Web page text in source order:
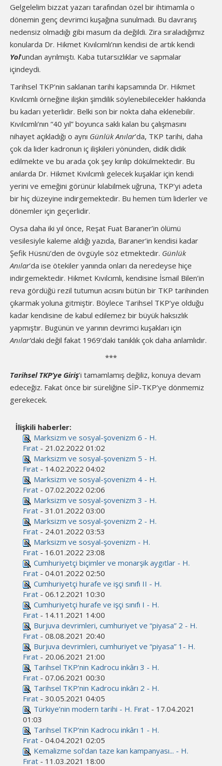
Gelgelelim bizzat yazarı tarafından özel bir ihtimamla o
dönemin genç devrimci kuşağına sunulmadı. Bu davranış
nedensiz olmadığı gibi masum da değildi. Zira sıraladığımız
konularda Dr. Hikmet Kıvılcımlı’nın kendisi de artık kendi
Yol’undan ayrılmıştı. Kaba tutarsızlıklar ve sapmalar
içindeydi.
Tarihsel TKP’nin saklanan tarihi kapsamında Dr. Hikmet
Kıvılcımlı örneğine ilişkin şimdilik söylenebilecekler hakkında
bu kadarı yeterlidir. Belki son bir nokta daha eklenebilir.
Kıvılcımlı’nın “40 yıl” boyunca saklı kalan bu çalışmasını
nihayet açıkladığı o aynı Günlük Anılar’da, TKP tarihi, daha
çok da lider kadronun iç ilişkileri yönünden, didik didik
edilmekte ve bu arada çok şey kırılıp dökülmektedir. Bu
anılarda Dr. Hikmet Kıvılcımlı gelecek kuşaklar için kendi
yerini ve emeğini görünür kılabilmek uğruna, TKP’yi adeta
bir hiç düzeyine indirgemektedir. Bu hemen tüm liderler ve
dönemler için geçerlidir.
Oysa daha iki yıl önce, Reşat Fuat Baraner’in ölümü
vesilesiyle kaleme aldığı yazıda, Baraner’in kendisi kadar
Şefik Hüsnü’den de övgüyle söz etmektedir. Günlük
Anılar’da ise ötekiler yanında onları da neredeyse hiçe
indirgemektedir. Hikmet Kıvılcımlı, kendisine İsmail Bilen’in
reva gördüğü rezil tutumun acısını bütün bir TKP tarihinden
çıkarmak yoluna gitmiştir. Böylece Tarihsel TKP’ye olduğu
kadar kendisine de kabul edilemez bir büyük haksızlık
yapmıştır. Bugünün ve yarının devrimci kuşakları için
Anılar’daki değil fakat 1969’daki tanıklık çok daha anlamlıdır.
***
Tarihsel TKP’ye Giriş’i tamamlamış değiliz, konuya devam
edeceğiz. Fakat önce bir süreliğine SİP-TKP’ye dönmemiz
gerekecek.
İlişkili haberler:
Marksizm ve sosyal-şovenizm 6 - H.
Fırat - 21.02.2022 01:02
Marksizm ve sosyal-şovenizm 5 - H.
Fırat - 14.02.2022 04:02
Marksizm ve sosyal-şovenizm 4 - H.
Fırat - 07.02.2022 02:06
Marksizm ve sosyal-şovenizm 3 - H.
Fırat - 31.01.2022 03:00
Marksizm ve sosyal-şovenizm 2 - H.
Fırat - 24.01.2022 03:53
Marksizm ve sosyal-şovenizm - H.
Fırat - 16.01.2022 23:08
Cumhuriyetçi biçimler ve monarşik aygıtlar - H.
Fırat - 04.01.2022 02:50
Cumhuriyetçi hurafe ve işçi sınıfı II - H.
Fırat - 06.12.2021 10:30
Cumhuriyetçi hurafe ve işçi sınıfı I - H.
Fırat - 14.11.2021 14:00
Burjuva devrimleri, cumhuriyet ve “piyasa” 2 - H.
Fırat - 08.08.2021 20:40
Burjuva devrimleri, cumhuriyet ve “piyasa” 1- H.
Fırat - 20.06.2021 21:00
Tarihsel TKP’nin Kadrocu inkârı 3 - H.
Fırat - 07.06.2021 00:30
Tarihsel TKP’nin Kadrocu inkârı 2 - H.
Fırat - 30.05.2021 04:05
Türkiye’nin modern tarihi - H. Fırat - 17.04.2021
01:03
Tarihsel TKP’nin Kadrocu inkârı 1 - H.
Fırat - 04.04.2021 02:05
Kemalizme sol’dan taze kan kampanyası... - H.
Fırat - 11.03.2021 18:00